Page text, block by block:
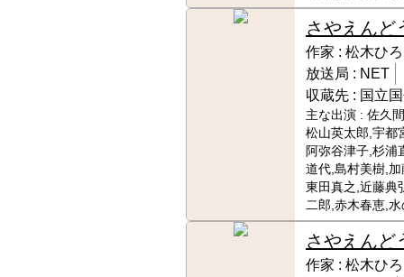
さやえんど
作家 : 松木ひ
放送局 : NET
収蔵先 : 国立
主な出演 : 佐久
松山英太郎,宇都
阿弥谷津子,杉浦
道代,島村美樹,
東田真之,近藤典
二郎,赤木春恵,
さやえんど
作家 : 松木ひ